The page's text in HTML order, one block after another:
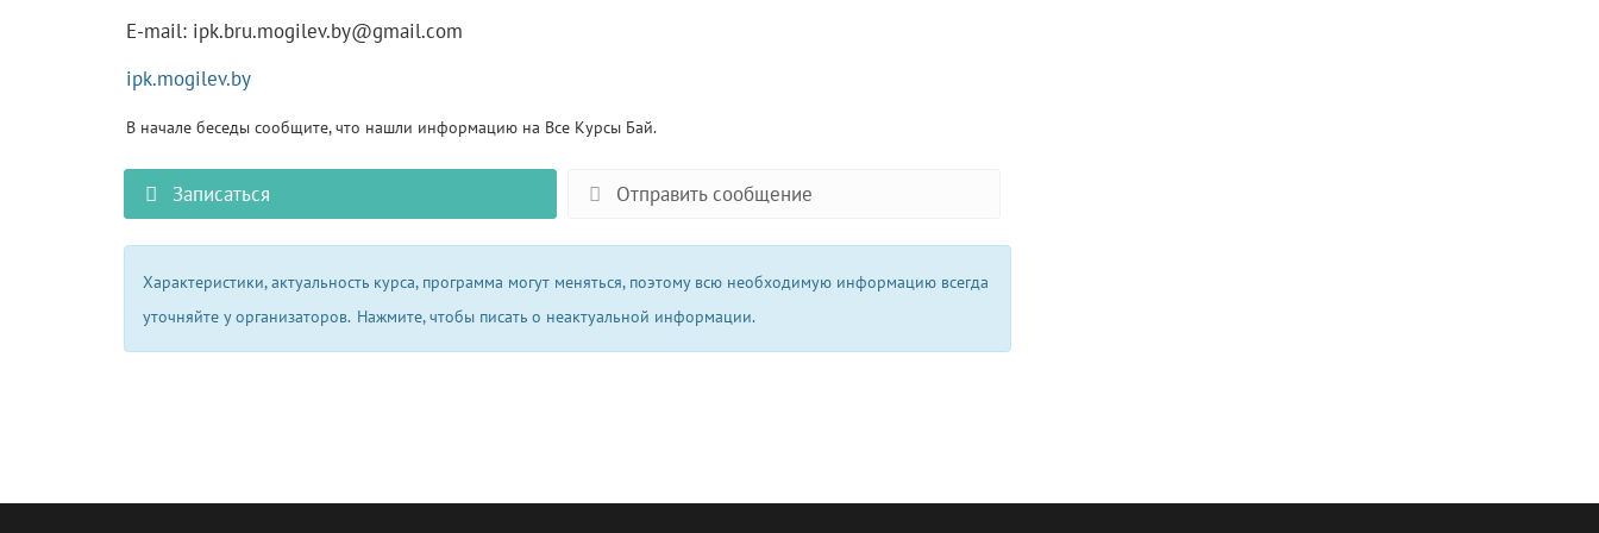
E-mail: ipk.bru.mogilev.by@gmail.com
ipk.mogilev.by
В начале беседы сообщите, что нашли информацию на Все Курсы Бай.
Записаться Отправить сообщение
Характеристики, актуальность курса, программа могут меняться, поэтому всю необходимую информацию всегда
уточняйте у организаторов. Нажмите, чтобы писать о неактуальной информации.